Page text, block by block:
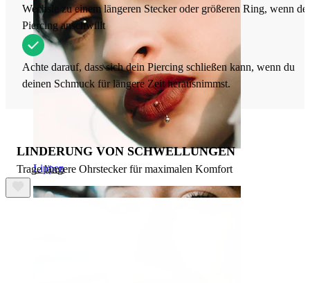
Lippen
Wechsle zu einem längeren Stecker oder größeren Ring, wenn
Piercing anschwillt
Achte darauf, dass sich dein Piercing schließen kann, wenn du
deinen Schmuck für längere Zeit herausnimmst.
LINDERUNG VON SCHWELLUNGEN
Trage längere Ohrstecker für maximalen Komfort